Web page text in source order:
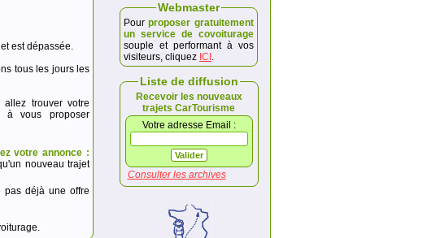
est dépassée.
tous les jours les
trouver votre
à vous proposer
votre annonce :
nouveau trajet
pas déjà une offre
Webmaster
Pour proposer gratuitement
un service de covoiturage
souple et performant à vos
visiteurs, cliquez ICI .
Liste de diffusion
Recevoir les nouveaux
trajets CarTourisme
Votre adresse Email :
Consulter les archives